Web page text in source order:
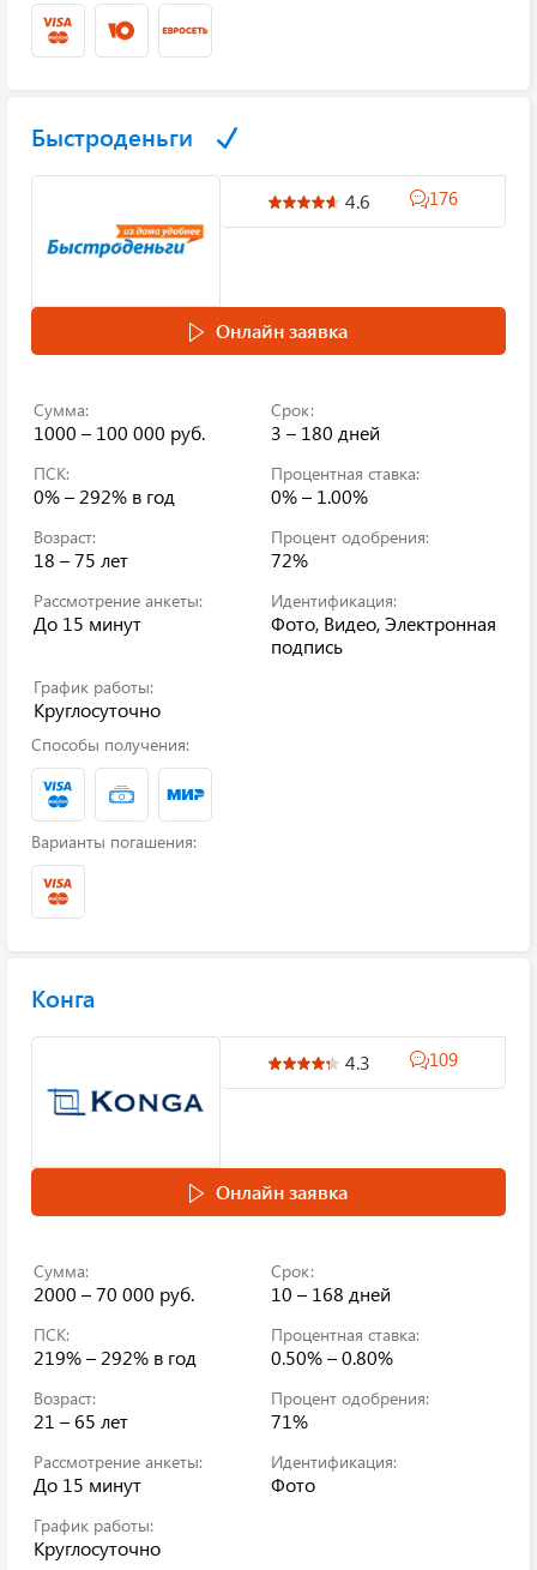
Быстроденьги
4.6 176
Онлайн заявка
Сумма:
1000 – 100 000 руб.
Срок:
3 – 180 дней
ПСК:
0% – 292% в год
Процентная ставка:
0% – 1.00%
Возраст:
18 – 75 лет
Процент одобрения:
72%
Рассмотрение анкеты:
До 15 минут
Идентификация:
Фото, Видео, Электронная
подпись
График работы:
Круглосуточно
Способы получения:
Варианты погашения:
Конга
4.3 109
Онлайн заявка
Сумма:
2000 – 70 000 руб.
Срок:
10 – 168 дней
ПСК:
219% – 292% в год
Процентная ставка:
0.50% – 0.80%
Возраст:
21 – 65 лет
Процент одобрения:
71%
Рассмотрение анкеты:
До 15 минут
Идентификация:
Фото
График работы:
Круглосуточно